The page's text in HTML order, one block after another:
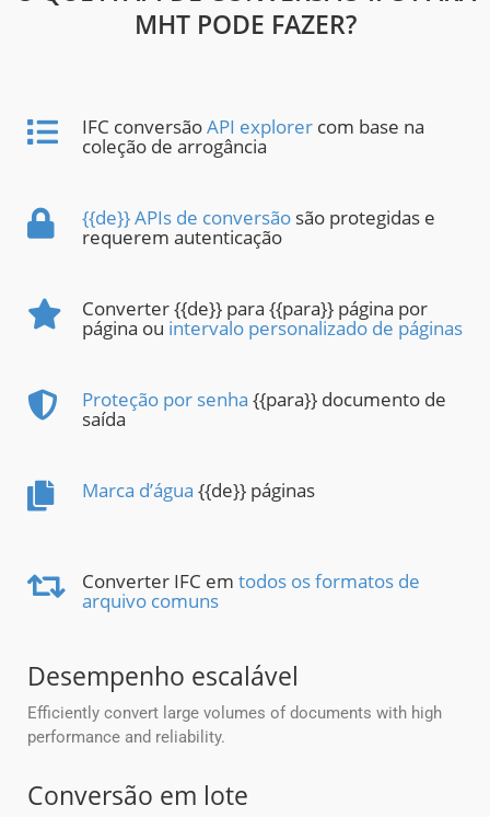
MHT PODE FAZER?
IFC conversãoAPI explorer com base na
coleção de arrogância
{{de}} APIs de conversão são protegidas e
requerem autenticação
Converter {{de}} para {{para}} página por
página ou intervalo personalizado de páginas
Proteção por senha {{para}} documento de
saída
Marca d’água {{de}} páginas
Converter IFC em todos os formatos de
arquivo comuns
Desempenho escalável
Efficiently convert large volumes of documents with high
performance and reliability.
Conversão em lote